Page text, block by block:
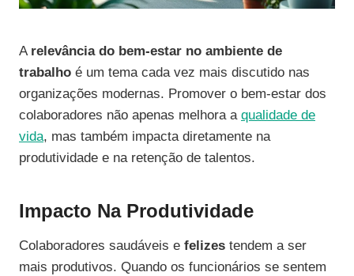
A relevância do bem-estar no ambiente de
trabalho é um tema cada vez mais discutido nas
organizações modernas. Promover o bem-estar dos
colaboradores não apenas melhora a qualidade de
vida, mas também impacta diretamente na
produtividade e na retenção de talentos.
Impacto Na Produtividade
Colaboradores saudáveis e felizes tendem a ser
mais produtivos. Quando os funcionários se sentem